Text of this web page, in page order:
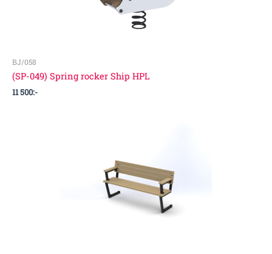
BJ/058
(SP-049) Spring rocker Ship HPL
11 500:-